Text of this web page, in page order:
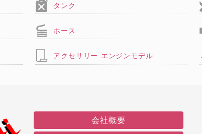
タンク
ホース
アクセサリー エンジンモデル
会社概要